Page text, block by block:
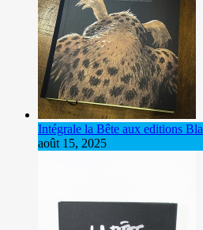
Intégrale la Bête aux editions
août 15, 2025